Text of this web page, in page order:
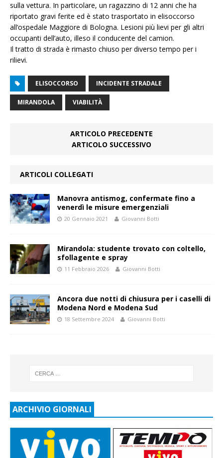
sulla vettura. In particolare, un ragazzino di 12 anni che ha
riportato gravi ferite ed è stato trasportato in elisoccorso
all’ospedale Maggiore di Bologna. Lesioni più lievi per gli altri
occupanti dell’auto, illeso il conducente del camion.
Il tratto di strada è rimasto chiuso per diverso tempo per i
rilievi.
ELISOCCORSO INCIDENTE STRADALE
MIRANDOLA VIABILITÀ
ARTICOLO PRECEDENTE
ARTICOLO SUCCESSIVO
ARTICOLI COLLEGATI
Manovra antismog, confermate fino a
venerdì le misure emergenziali
20 Gennaio 2021 Giovanni Botti
Mirandola: studente trovato con coltello,
sfollagente e spray
11 Febbraio 2026 Giovanni Botti
Ancora due notti di chiusura per i caselli di
Modena Nord e Modena Sud
18 Settembre 2024 Giovanni Botti
ARCHIVIO GIORNALI